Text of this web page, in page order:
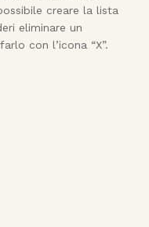
creare la lista
eliminare un
con l’icona “X”.